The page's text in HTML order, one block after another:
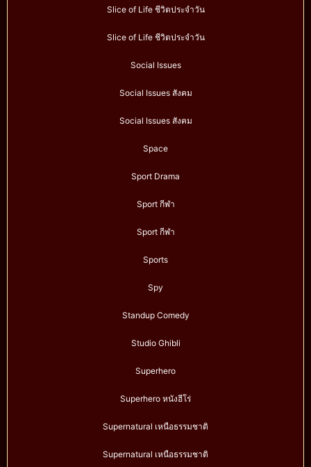
Slice of Life ชีวิตประจำวัน
Slice of Life ชีวิตประจำวัน
Social Issues
Social Issues สังคม
Social Issues สังคม
Space
Sport Drama
Sport กีฬา
Sport กีฬา
Sports
Spy
Standup Comedy
Studio Ghibli
Superhero
Superhero หนังฮีโร่
Supernatural เหนือธรรมชาติ
Supernatural เหนือธรรมชาติ